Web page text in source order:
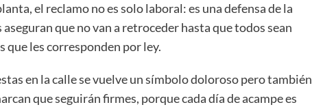
el reclamo no es solo laboral: es una defensa de la
que no van a retroceder hasta que todos sean
les corresponden por ley.
en la calle se vuelve un símbolo doloroso pero también
que seguirán firmes, porque cada día de acampe es